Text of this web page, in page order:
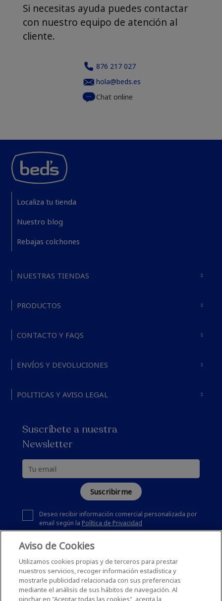
Si necesitas ayuda puedes contactar
con nuestro equipo de atención al
cliente.
876 217 027
hola@beds.es
Chat online
Localiza tu tienda
Nuestro blog
Rebajas colchones
NUESTRAS TIENDAS
PRODUCTOS
CONTACTO Y FAQS
ENVÍOS Y DEVOLUCIONES
POLITICAS Y AVISO LEGAL
Suscríbete a nuestra
Newsletter
Suscribirme
Deseo recibir información comercial personalizada por
email según la Política de Privacidad
Aviso de Cookies
Utilizamos cookies propias y de terceros para prestar
nuestros servicios, recoger información estadística y
mostrarle publicidad relacionada con sus preferencias
mediante el análisis de sus hábitos de navegación. Al
pinchar en "Aceptar todas las cookies", acepta la